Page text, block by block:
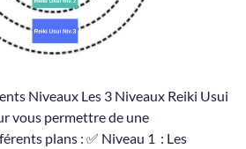
Niveaux Les 3 Niveaux Reiki Usui
vous permettre de une
plans : ✅ Niveau 1 : Les